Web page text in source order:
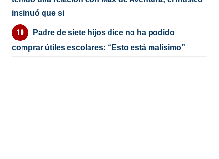
insinuó que si
Padre de siete hijos dice no ha podido
comprar útiles escolares: “Esto está malísimo”